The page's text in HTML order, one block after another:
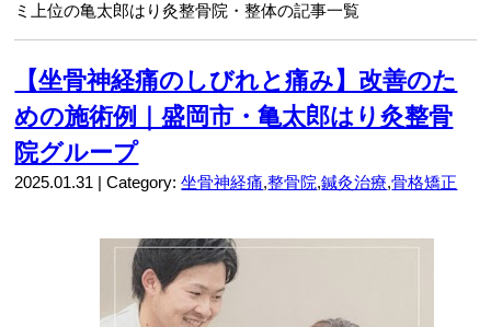
ミ上位の亀太郎はり灸整骨院・整体の記事一覧
【坐骨神経痛のしびれと痛み】改善のた
めの施術例｜盛岡市・亀太郎はり灸整骨
院グループ
2025.01.31 | Category:坐骨神経痛,整骨院,鍼灸治療,骨格矯正